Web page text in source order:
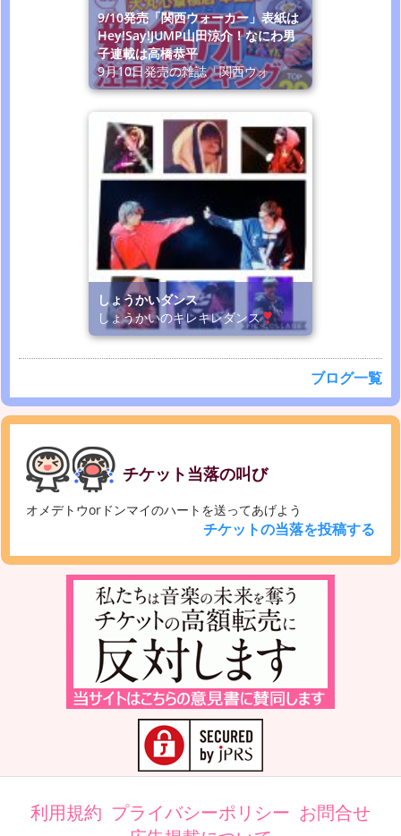
9/10発売「関西ウォーカー」表紙は
Hey!Say!JUMP山田涼介！なにわ男
子連載は高橋恭平
9月10日発売の雑誌「関西ウォ
しょうかいダンス
しょうかいのキレキレダンス
ブログ一覧
チケット当落の叫び
オメデトウorドンマイのハートを送ってあげよう
チケットの当落を投稿する
利用規約 プライバシーポリシー お問合せ